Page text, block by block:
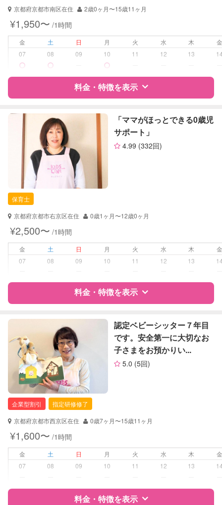
夜間対応
お泊まり保育
障がい児対応 対応可否は個別に相談
レッスン 音楽レッスン
定期予約
お子様の撮影
（定期特典）
対応不可
京都府京都市南区在住 2歳0ヶ月〜15歳11ヶ月
¥1,950〜 /1時間
金 土 日 月 火 水 木
07
08 09 10 11 12 13
料金・特徴を表示
特徴 料金 レビュー
サポートの特徴
資格
企業型割引対象(旧内閣府補助対象)
自治体届出済ベビーシッター
対応可能/特徴
早朝対応
病児対応 病児、病後児、ともに可能
障がい児対応 対応可否は個別に相談
レッスン 絵・工作レッスン
お子様の撮影
（定期特典）
対応不可
「ママがほっとできる0歳児
サポート」
4.99 (332回)
保育士
京都府京都市右京区在住
0歳1ヶ月〜12歳0ヶ月
¥2,500〜 /1時間
金 土 日 月 火 水 木
07
08 09 10 11 12 13
料金・特徴を表示
特徴 料金 レビュー
サポートの特徴
資格
対応可能/特徴
送迎サポート
夜間対応
病児対応 病児、病後児、ともに可能
障がい児対応 対応可否は個別に相談
認定ベビーシッター７年目
です。安全第一に大切なお
子さまをお預かりい...
5.0 (5回)
企業型割引
指定研修修了
京都府京都市西京区在住
0歳7ヶ月〜15歳11ヶ月
¥1,600〜 /1時間
金 土 日 月 火 水 木
07
08 09 10 11 12 13
料金・特徴を表示